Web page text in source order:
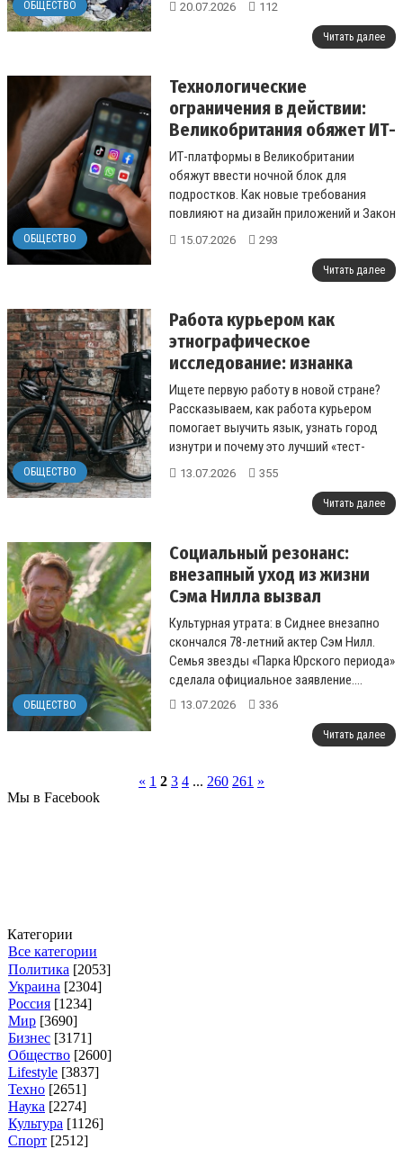
ОБЩЕСТВО 20.07.2026 112
Читать далее
ОБЩЕСТВО
Технологические
ограничения в действии:
Великобритания обяжет ИТ-
платформы отключать
доступ для подростков в
ночное время
ИТ-платформы в Великобритании
обяжут ввести ночной блок для
подростков. Как новые требования
повлияют на дизайн приложений и Закон
о цифровых услугах....
15.07.2026 293
Читать далее
ОБЩЕСТВО
Работа курьером как
этнографическое
исследование: изнанка
города
Ищете первую работу в новой стране?
Рассказываем, как работа курьером
помогает выучить язык, узнать город
изнутри и почему это лучший «тест-
драйв» реальности....
13.07.2026 355
Читать далее
ОБЩЕСТВО
Социальный резонанс:
внезапный уход из жизни
Сэма Нилла вызвал
глубокую скорбь в мировом
сообществе
Культурная утрата: в Сиднее внезапно
скончался 78-летний актер Сэм Нилл.
Семья звезды «Парка Юрского периода»
сделала официальное заявление....
13.07.2026 336
Читать далее
« 1 2 3 4 ... 260 261 »
Мы в Facebook
Категории
Все категории
Политика [2053]
Украина [2304]
Россия [1234]
Мир [3690]
Бизнес [3171]
Общество [2600]
Lifestyle [3837]
Техно [2651]
Наука [2274]
Культура [1126]
Спорт [2512]